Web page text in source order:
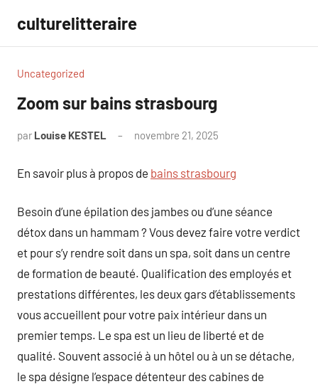
contenu
culturelitteraire
Uncategorized
Zoom sur bains strasbourg
par Louise KESTEL novembre 21, 2025
En savoir plus à propos de bains strasbourg
Besoin d’une épilation des jambes ou d’une séance
détox dans un hammam ? Vous devez faire votre verdict
et pour s’y rendre soit dans un spa, soit dans un centre
de formation de beauté. Qualification des employés et
prestations différentes, les deux gars d’établissements
vous accueillent pour votre paix intérieur dans un
premier temps. Le spa est un lieu de liberté et de
qualité. Souvent associé à un hôtel ou à un se détache,
le spa désigne l’espace détenteur des cabines de